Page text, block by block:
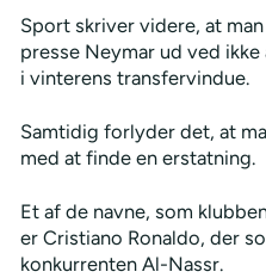
Sport skriver videre, at
presse Neymar ud ved
i vinterens transfervindue.
Samtidig forlyder det, at
med at finde en erstatning.
Et af de navne, som
er Cristiano Ronaldo, der
konkurrenten Al-Nassr.